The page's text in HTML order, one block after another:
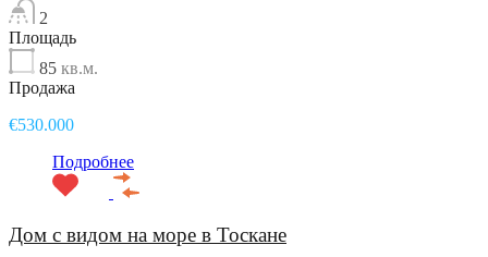
2
Площадь
85 кв.м.
Продажа
€530.000
Подробнее
Дом с видом на море в Тоскане